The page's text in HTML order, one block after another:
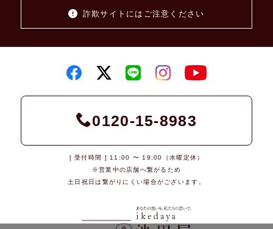
詐欺サイトにはご注意ください
0120-15-8983
[ 受付時間 ] 11:00 〜 19:00（水曜定休）
※営業中の店舗へ繋がるため
土日祝日は繋がりにくい場合がございます。